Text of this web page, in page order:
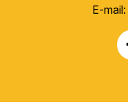
E-mail: